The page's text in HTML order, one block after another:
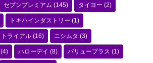
セブンプレミアム (145) タイヨー (2)
トキハインダストリー (1)
トライアル (16) ニシムタ (3)
(4) ハローデイ (8) バリュープラス (1)